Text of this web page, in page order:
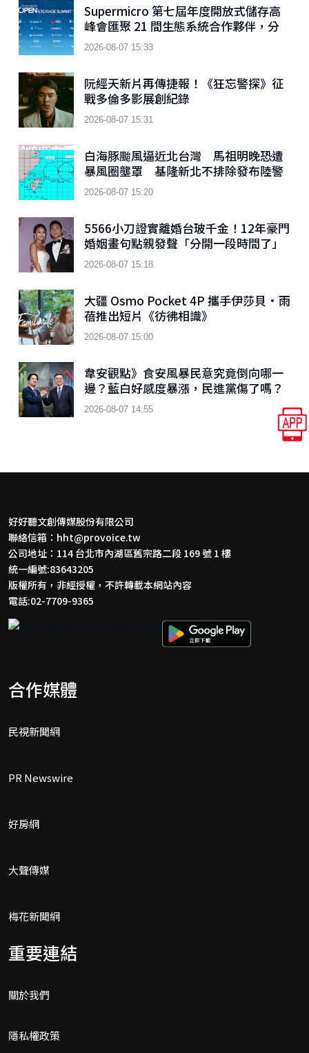
Supermicro 第七屆年度開放式儲存高
峰會匯聚 21 間生態系統合作夥伴，分
享大規模部署企業級 AI 的實用指南
2026-08-07 15:33
阮經天新片再傳捷報！《狂忘警探》征
戰多倫多影展創紀錄
2026-08-07 15:31
白海豚颱風逼近北台灣 馬祖明晚恐遭
暴風圈壟罩 基隆新北不排除發布陸警
2026-08-07 15:20
5566小刀證實離婚台玻千金！12年豪門
婚姻畫句點親發聲「分開一段時間了」
2026-08-07 15:18
大疆 Osmo Pocket 4P 攜手伊莎貝•雨
蓓推出短片《彷彿相識》
2026-08-07 15:00
韋安觀點》食安風暴民意究竟倒向哪一
邊？藍白好感度暴漲，民進黨傷了嗎？
2026-08-07 14:55
好好聽文創傳媒股份有限公司
聯絡信箱： hht@provoice.tw
公司地址：114 台北市內湖區舊宗路二段 169 號 1 樓
統一編號:83643205
版權所有，非經授權，不許轉載本網站內容
電話:02-7709-9365
合作媒體
民視新聞網
PR Newswire
好房網
大聲傳媒
梅花新聞網
重要連結
關於我們
隱私權政策